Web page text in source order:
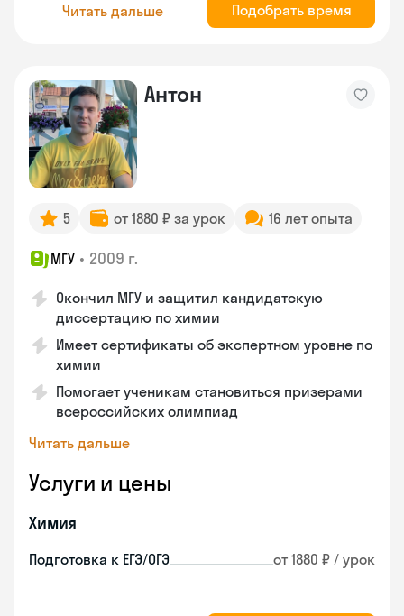
Читать дальше Подобрать время
Антон
5 от 1880 ₽ за урок 16 лет опыта
МГУ • 2009 г.
Окончил МГУ и защитил кандидатскую
диссертацию по химии
Имеет сертификаты об экспертном уровне по
химии
Помогает ученикам становиться призерами
всероссийских олимпиад
Читать дальше
Услуги и цены
Химия
Подготовка к ЕГЭ/ОГЭ от 1880 ₽ / урок